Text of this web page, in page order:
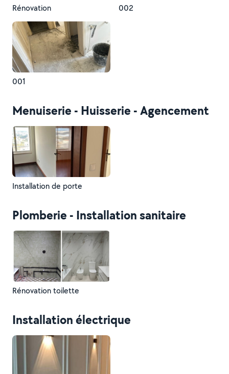
Rénovation 002
001
Menuiserie - Huisserie - Agencement
Installation de porte
Plomberie - Installation sanitaire
Rénovation toilette
Installation électrique